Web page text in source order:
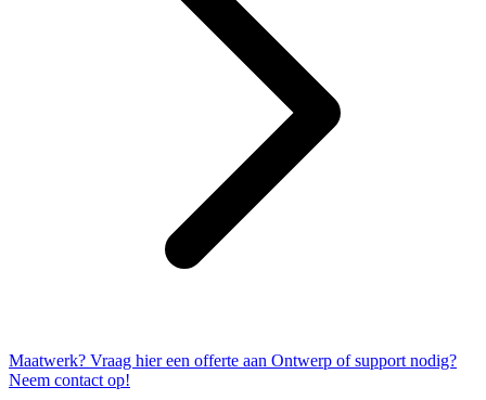
Maatwerk? Vraag hier een offerte aan Ontwerp of support nodig?
Neem contact op!